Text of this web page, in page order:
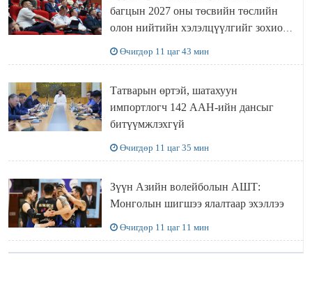
багцын 2027 оны төсвийн төслийн
олон нийтийн хэлэлцүүлгийг зохион
Өчигдөр 11 цаг 43 мин
Татварын өртэй, шатахуун
импортлогч 142 ААН-ийн дансыг
битүүмжлэхгүй
Өчигдөр 11 цаг 35 мин
Зүүн Азийн волейболын АШТ:
Монголын шигшээ ялалтаар эхэллээ
Өчигдөр 11 цаг 11 мин